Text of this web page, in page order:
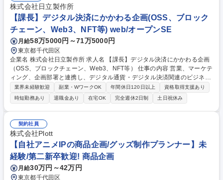
ィング及びアドバイザリー業務■業績データ（PL、各種KPI）の収集、予
実分析、予測・シミュレーション等のAd hocな分析 ※続きはフリーコメ
ントに記載 募集職種 [F&O_415] FP&A／経営・業績管理／英語が活かせる
株式会社日立製作所
【課長】デジタル決済にかかわる企画(OSS、ブロック
チェーン、Web3、NFT等) web/オープンSE
月給58万5000円～71万5000円
東京都千代田区
企業名 株式会社日立製作所 求人名 【課長】デジタル決済にかかわる企画
（OSS、ブロックチェーン、Web3、NFT等） 仕事の内容 営業、マーケテ
ィング、企画部署と連携し、デジタル通貨・デジタル決済関連のビジネス
創出を検討するメンバーとして参画し、将来的に必要となる技術要素の選
択や有効性を調査。また、将来的に政府系金融機関や民間 の金融事業者に
提供するソリューションやサービスを企画・立案し、その開発をリードす
る立場を期待します【魅力】将来的なデジタル通貨・デジタル決済に関す
るビジネスの将来をITサービスで切り開いていくポジションです。研究開
発部隊など、社内の専門部門と連携し、先進的な技術やソリューションに
携わることができます。自身の特性に応じて、スペシャリスト素養を持つ
プレイングマネージャーとしての活躍を期待しています 募集職種 【課
長】デジタル決済にかかわる企画（OSS、ブロックチェーン、Web3、NF
T等）
業界未経験歓迎 副業・WワークOK 年間休日120日以上
資格取得支援あり
時短勤務あり
退職金あり 在宅OK 完全週休2日制 土日祝休み
契約社員
株式会社Plott
【自社アニメIPの商品企画/グッズ制作プランナー】未
経験/第二新卒歓迎! 商品企画
月給30万円～42万円
東京都千代田区